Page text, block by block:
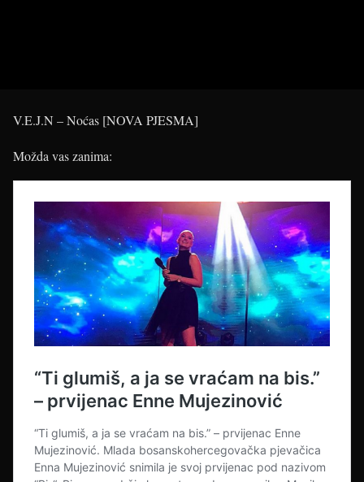
V.E.J.N – Noćas [NOVA PJESMA]
Možda vas zanima: